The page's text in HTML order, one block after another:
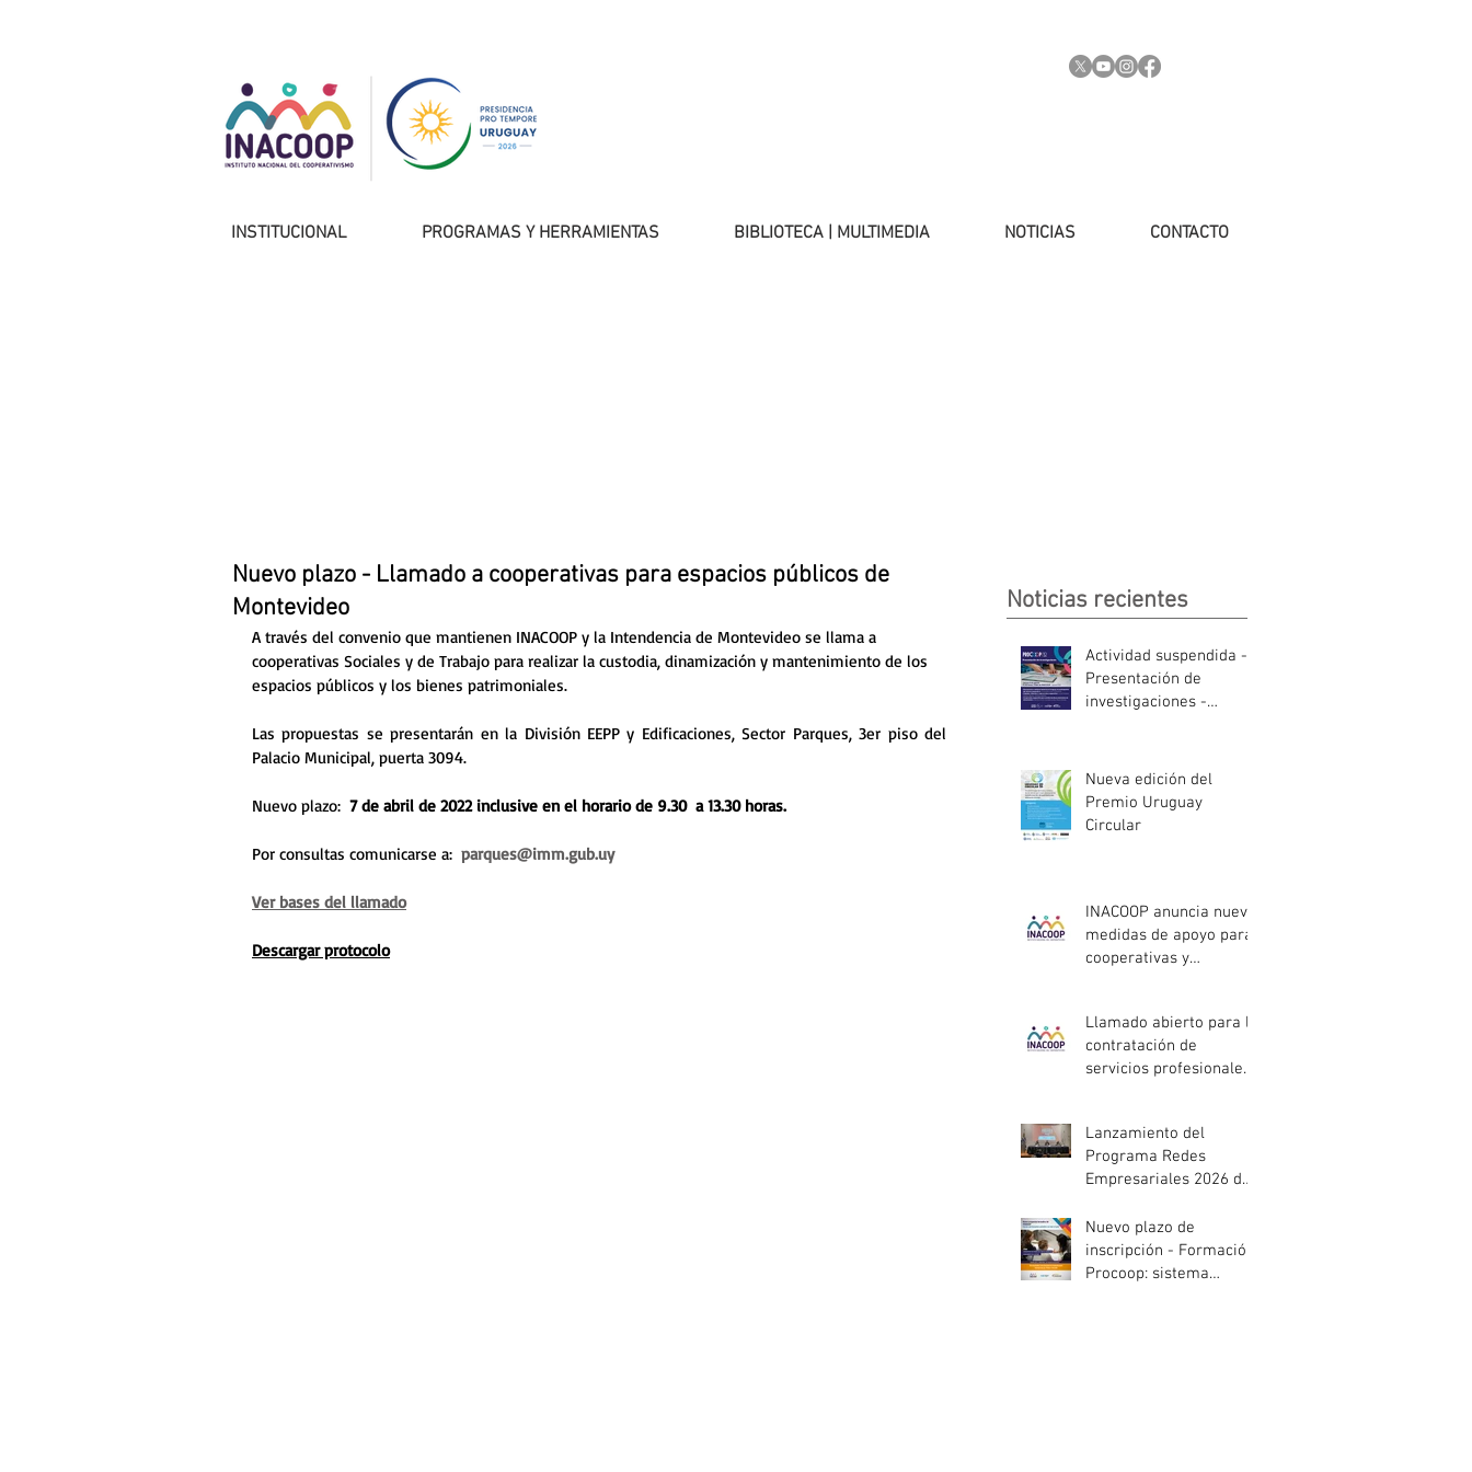
INSTITUCIONAL PROGRAMAS Y HERRAMIENTAS BIBLIOTECA | MULTIMEDIA NOTICIAS CONTACTO
Nuevo plazo - Llamado a cooperativas para espacios públicos de
Montevideo
A través del convenio que mantienen INACOOP y la Intendencia de Montevideo se llama a
cooperativas Sociales y de Trabajo para realizar la custodia, dinamización y mantenimiento de los
espacios públicos y los bienes patrimoniales.
Las propuestas se presentarán en la División EEPP y Edificaciones, Sector Parques, 3er piso del
Palacio Municipal, puerta 3094.
Nuevo plazo: 7 de abril de 2022 inclusive en el horario de 9.30  a 13.30 horas.
Por consultas comunicarse a: parques@imm.gub.uy
Ver bases del llamado
Descargar protocolo
Noticias recientes
Actividad suspendida -
Presentación de
investigaciones -
Nueva edición del
Premio Uruguay
Circular
INACOOP anuncia nueve
medidas de apoyo para
cooperativas y
afectadas por el
temporal
Llamado abierto para la
contratación de
servicios profesionales
Lanzamiento del
Programa Redes
Empresariales 2026 de
Nuevo plazo de
inscripción - Formación
Procoop: sistema